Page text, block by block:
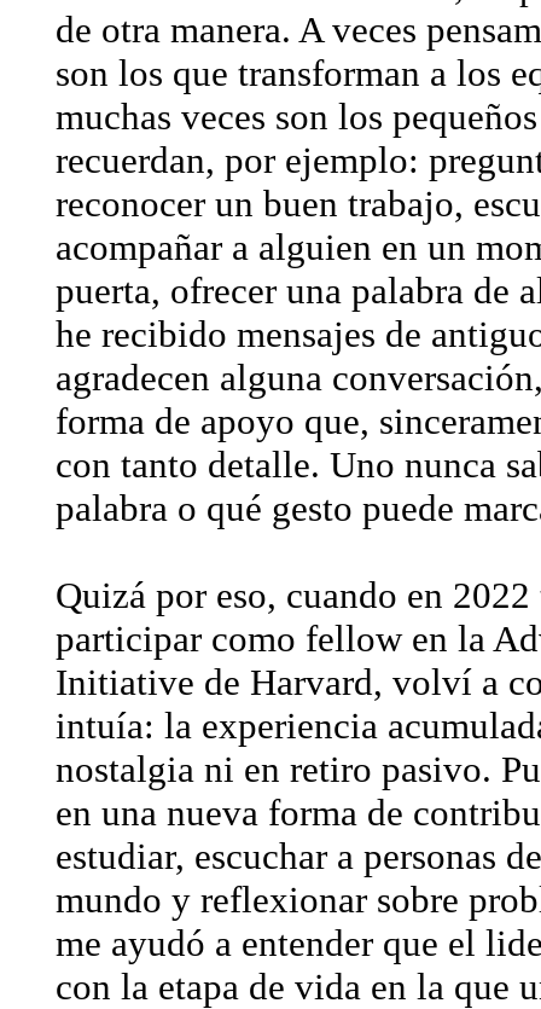
de otra manera. A veces
son los que transforman a los
muchas veces son los
recuerdan, por ejemplo:
reconocer un buen trabajo,
acompañar a alguien en un
puerta, ofrecer una palabra de
he recibido mensajes de
agradecen alguna
forma de apoyo que,
con tanto detalle. Uno nunca
palabra o qué gesto puede
Quizá por eso, cuando en
participar como fellow en la
Initiative de Harvard, volví a
intuía: la experiencia
nostalgia ni en retiro pasivo.
en una nueva forma de
estudiar, escuchar a personas
mundo y reflexionar sobre
me ayudó a entender que el
con la etapa de vida en la que